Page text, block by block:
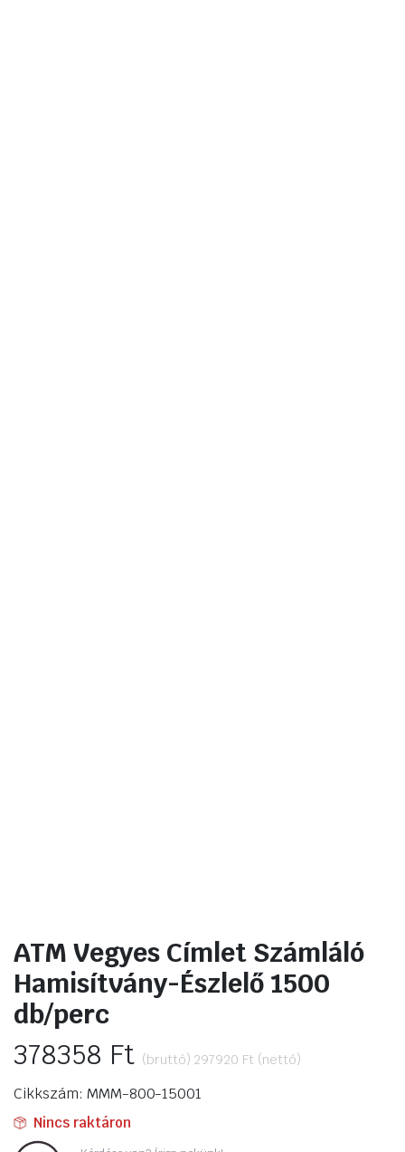
ATM Vegyes Címlet Számláló
Hamisítvány-Észlelő 1500
db/perc
378358 Ft (bruttó) 297920 Ft (nettó)
Cikkszám: MMM-800-15001
Nincs raktáron